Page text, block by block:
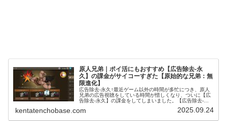
原人兄弟｜ポイ活にもおすすめ【広告除去-永
久】の課金がサイコーすぎた【原始的な兄弟：無
限進化】
広告除去-永久↑最近ゲーム以外の時間が多忙につき、原人
兄弟の広告視聴をしている時間が惜しくなり、ついに【広
告除去-永久】の課金をしてしまいました。【広告除去-永
のバフや報酬がすべて即座に獲...
kentatenchobase.com 2025.09.24